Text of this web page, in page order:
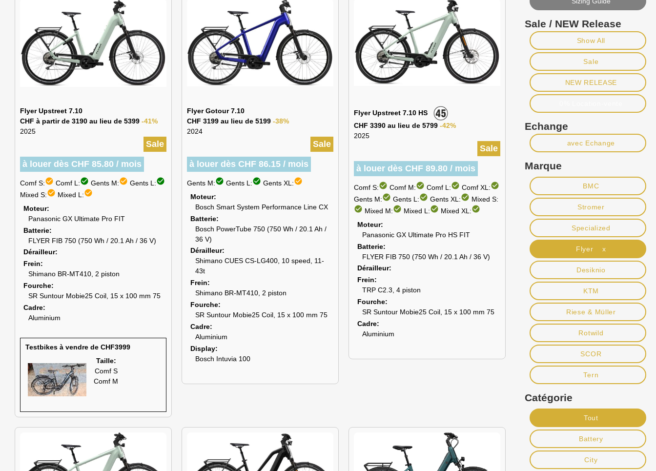
Flyer Upstreet 7.10
CHF à partir de 3190 au lieu de 5399 -41%
2025
Sale
à louer dès CHF 85.80 / mois
Comf S:check_circle Comf L:check_circle Gents M:check_circle Gents L:check_circle
Mixed S:check_circle Mixed L:check_circle
Moteur
Panasonic GX Ultimate Pro FIT
Batterie
FLYER FIB 750 (750 Wh / 20.1 Ah / 36 V)
Dérailleur
Frein
Shimano BR-MT410, 2 piston
Fourche
SR Suntour Mobie25 Coil, 15 x 100 mm 75
Cadre
Aluminium
Testbikes à vendre de CHF3999
Taille:
Comf S
Comf M
Flyer Gotour 7.10
CHF 3199 au lieu de 5199 -38%
2024
Sale
à louer dès CHF 86.15 / mois
Gents M:check_circle Gents L:check_circle Gents XL:check_circle
Moteur
Bosch Smart System Performance Line CX
Batterie
Bosch PowerTube 750 (750 Wh / 20.1 Ah /
36 V)
Dérailleur
Shimano CUES CS-LG400, 10 speed, 11-
43t
Frein
Shimano BR-MT410, 2 piston
Fourche
SR Suntour Mobie25 Coil, 15 x 100 mm 75
Cadre
Aluminium
Display
Bosch Intuvia 100
Flyer Upstreet 7.10 HS
CHF 3390 au lieu de 5799 -42%
2025
Sale
à louer dès CHF 89.80 / mois
Comf S:check_circle Comf M:check_circle Comf L:check_circle Comf XL:check_circle
Gents M:check_circle Gents L:check_circle Gents XL:check_circle Mixed S:
check_circle Mixed M:check_circle Mixed L:check_circle Mixed XL:check_circle
Moteur
Panasonic GX Ultimate Pro HS FIT
Batterie
FLYER FIB 750 (750 Wh / 20.1 Ah / 36 V)
Dérailleur
Frein
TRP C2.3, 4 piston
Fourche
SR Suntour Mobie25 Coil, 15 x 100 mm 75
Cadre
Aluminium
Sale / NEW Release
Show All
Sale
NEW RELEASE
Echange
avec Echange
Marque
BMC
Stromer
Specialized
Flyer x
Desiknio
KTM
Riese & Müller
Rotwild
SCOR
Tern
Catégorie
Tout
Battery
City